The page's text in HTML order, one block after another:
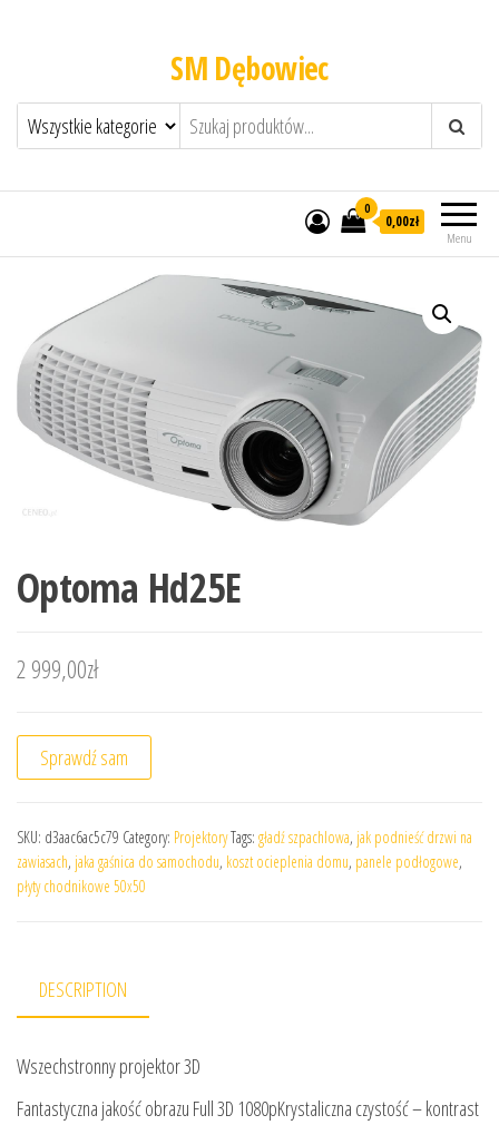
SM Dębowiec
Menu
0
0,00zł
Optoma Hd25E
2 999,00zł
Sprawdź sam
SKU: d3aac6ac5c79 Category: ProjektoryTags: gładź szpachlowa, jak podnieść drzwi na
zawiasach, jaka gaśnica do samochodu, koszt ocieplenia domu, panele podłogowe,
płyty chodnikowe 50x50
DESCRIPTION
Wszechstronny projektor 3D
Fantastyczna jakość obrazu Full 3D 1080pKrystaliczna czystość – kontrast